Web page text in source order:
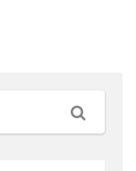
Căutare